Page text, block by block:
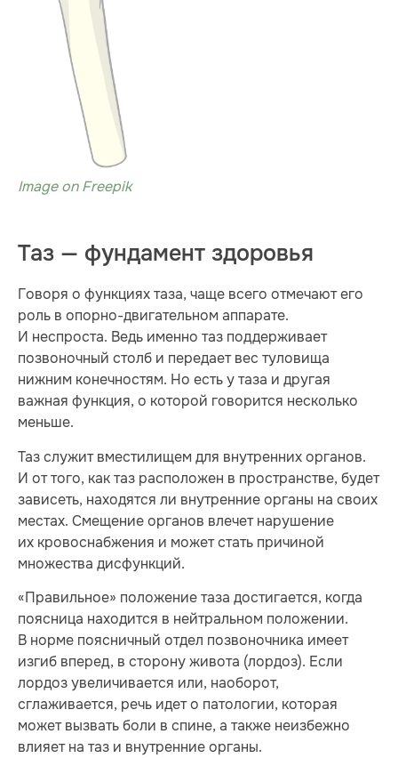
Image on Freepik
Таз — фундамент здоровья
Говоря о функциях таза, чаще всего отмечают его
роль в опорно-двигательном аппарате.
И неспроста. Ведь именно таз поддерживает
позвоночный столб и передает вес туловища
нижним конечностям. Но есть у таза и другая
важная функция, о которой говорится несколько
меньше.
Таз служит вместилищем для внутренних органов.
И от того, как таз расположен в пространстве, будет
зависеть, находятся ли внутренние органы на своих
местах. Смещение органов влечет нарушение
их кровоснабжения и может стать причиной
множества дисфункций.
«Правильное» положение таза достигается, когда
поясница находится в нейтральном положении.
В норме поясничный отдел позвоночника имеет
изгиб вперед, в сторону живота (лордоз). Если
лордоз увеличивается или, наоборот,
сглаживается, речь идет о патологии, которая
может вызвать боли в спине, а также неизбежно
влияет на таз и внутренние органы.